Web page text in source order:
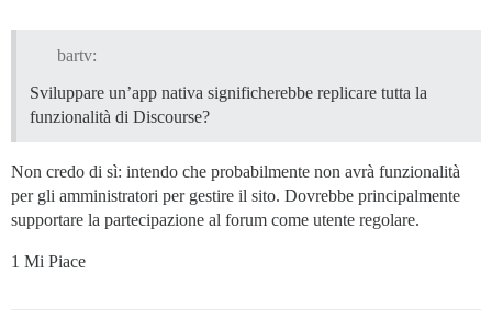
bartv:
Sviluppare un’app nativa significherebbe replicare tutta la
funzionalità di Discourse?
Non credo di sì: intendo che probabilmente non avrà funzionalità
per gli amministratori per gestire il sito. Dovrebbe principalmente
supportare la partecipazione al forum come utente regolare.
1 Mi Piace